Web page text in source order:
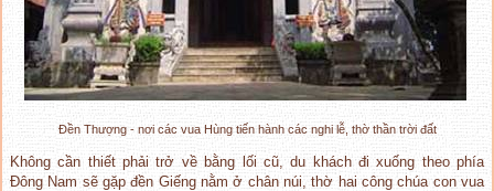
Đền Thượng - nơi các vua Hùng tiến hành các nghi lễ, thờ thần trời đất
Không cần thiết phải trở về bằng lối cũ, du khách đi xuống theo phía
Đông Nam sẽ gặp đền Giếng nằm ở chân núi, thờ hai công chúa con vua